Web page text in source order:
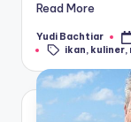
Read More
Posted
by
Yudi Bachtiar
Tags:
ikan, kuliner,